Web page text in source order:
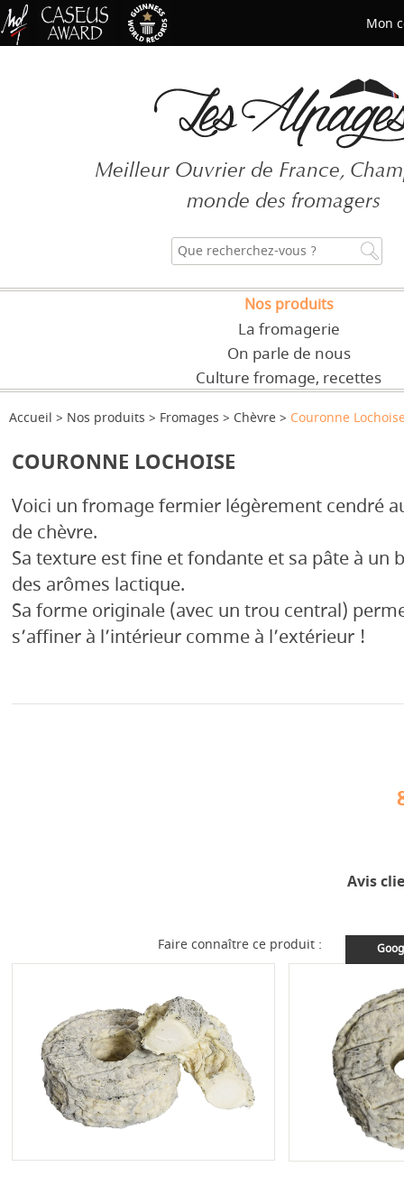
Meilleur Ouvrier de France,
monde des fromagers
Nos produits
La fromagerie
On parle de nous
Culture fromage, recettes
Accueil Nos produits Fromages Chèvre Couronne
COURONNE LOCHOISE
Voici un fromage fermier légèrement cendré
de chèvre.
Sa texture est fine et fondante et sa pâte à un
des arômes lactique.
Sa forme originale (avec un trou central)
s’affiner à l’intérieur comme à l’extérieur !
Avis
Faire connaître ce produit :
Mon
Mot de passe oublié ?
CRÉER UN